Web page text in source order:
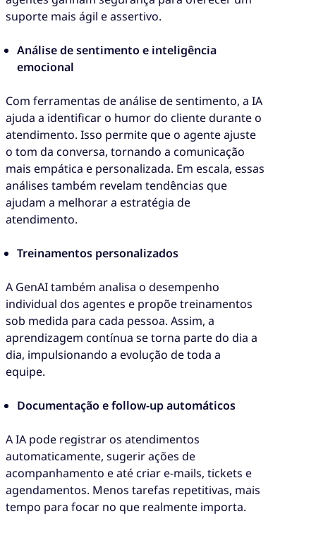
suporte mais ágil e assertivo.
Análise de sentimento e inteligência
emocional
Com ferramentas de análise de sentimento, a IA
ajuda a identificar o humor do cliente durante o
atendimento. Isso permite que o agente ajuste
o tom da conversa, tornando a comunicação
mais empática e personalizada. Em escala, essas
análises também revelam tendências que
ajudam a melhorar a estratégia de
atendimento.
Treinamentos personalizados
A GenAI também analisa o desempenho
individual dos agentes e propõe treinamentos
sob medida para cada pessoa. Assim, a
aprendizagem contínua se torna parte do dia a
dia, impulsionando a evolução de toda a
equipe.
Documentação e follow-up automáticos
A IA pode registrar os atendimentos
automaticamente, sugerir ações de
acompanhamento e até criar e-mails, tickets e
agendamentos. Menos tarefas repetitivas, mais
tempo para focar no que realmente importa.